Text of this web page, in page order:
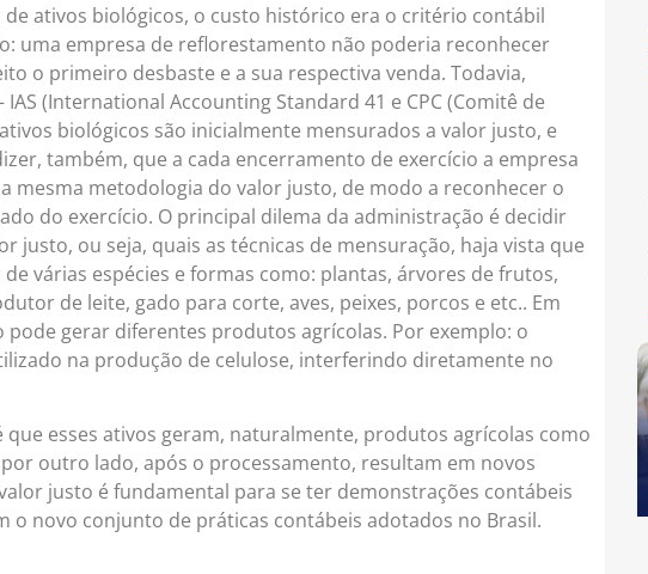
ativos biológicos, o custo histórico era o critério contábil
uma empresa de reflorestamento não poderia reconhecer
o primeiro desbaste e a sua respectiva venda. Todavia,
(International Accounting Standard 41 e CPC (Comitê de
biológicos são inicialmente mensurados a valor justo, e
também, que a cada encerramento de exercício a empresa
mesma metodologia do valor justo, de modo a reconhecer o
do exercício. O principal dilema da administração é decidir
justo, ou seja, quais as técnicas de mensuração, haja vista que
várias espécies e formas como: plantas, árvores de frutos,
de leite, gado para corte, aves, peixes, porcos e etc.. Em
gerar diferentes produtos agrícolas. Por exemplo: o
na produção de celulose, interferindo diretamente no
esses ativos geram, naturalmente, produtos agrícolas como
outro lado, após o processamento, resultam em novos
justo é fundamental para se ter demonstrações contábeis
o novo conjunto de práticas contábeis adotados no Brasil.